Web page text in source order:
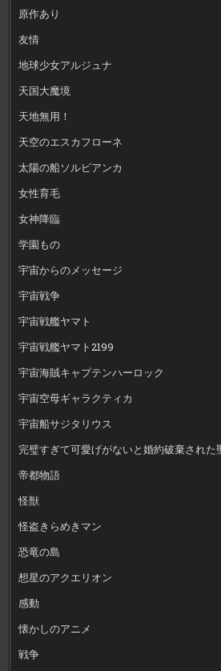
原作あり
友情
地球少女アルジュナ
天国大魔境
天地無用！
天空のエスカフローネ
太陽の船ソルビアンカ
女性育毛
女神降臨
学園もの
宇宙からのメッセージ
宇宙戦争
宇宙戦艦ヤマト
宇宙戦艦ヤマト2199
宇宙海賊キャプテンハーロック
宇宙空母ギャラクティカ
宇宙船サジタリウス
完璧すぎて可愛げがないと婚約破棄された
帝都物語
怪獣
怪盗きらめきマン
恐竜の島
想星のアクエリオン
感動
懐かしのアニメ
戦争